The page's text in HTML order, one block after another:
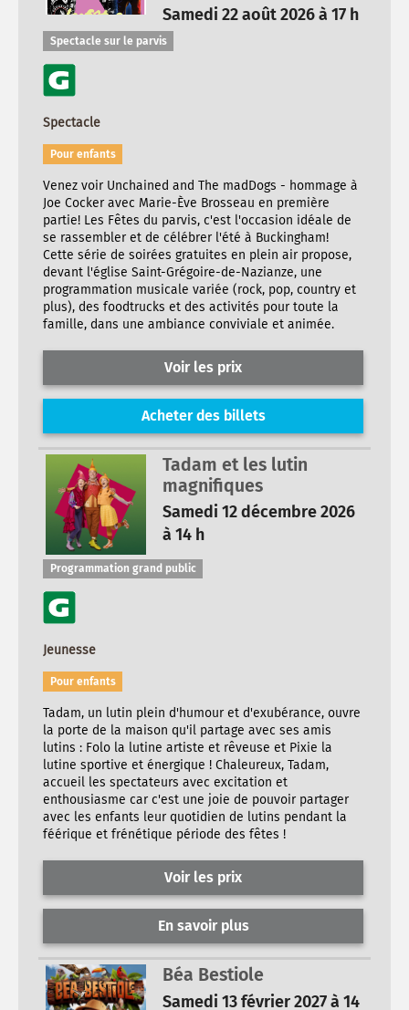
Samedi 22 août 2026 à 17 h
Spectacle sur le parvis
Spectacle
Pour enfants
Venez voir Unchained and The madDogs - hommage à
Joe Cocker avec Marie-Ève Brosseau en première
partie! Les Fêtes du parvis, c'est l'occasion idéale de
se rassembler et de célébrer l'été à Buckingham!
Cette série de soirées gratuites en plein air propose,
devant l'église Saint-Grégoire-de-Nazianze, une
programmation musicale variée (rock, pop, country et
plus), des foodtrucks et des activités pour toute la
famille, dans une ambiance conviviale et animée.
Voir les prix
Acheter des billets
Tadam et les lutin
magnifiques
Samedi 12 décembre 2026
à 14 h
Programmation grand public
Jeunesse
Pour enfants
Tadam, un lutin plein d'humour et d'exubérance, ouvre
la porte de la maison qu'il partage avec ses amis
lutins : Folo la lutine artiste et rêveuse et Pixie la
lutine sportive et énergique ! Chaleureux, Tadam,
accueil les spectateurs avec excitation et
enthousiasme car c'est une joie de pouvoir partager
avec les enfants leur quotidien de lutins pendant la
féérique et frénétique période des fêtes !
Voir les prix
En savoir plus
Béa Bestiole
Samedi 13 février 2027 à 14